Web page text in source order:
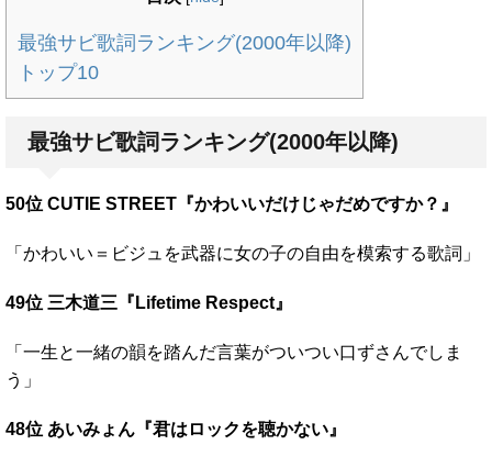
最強サビ歌詞ランキング(2000年以降)
トップ10
最強サビ歌詞ランキング(2000年以降)
50位 CUTIE STREET『かわいいだけじゃだめですか？』
「かわいい＝ビジュを武器に女の子の自由を模索する歌詞」
49位 三木道三『Lifetime Respect』
「一生と一緒の韻を踏んだ言葉がついつい口ずさんでしま
う」
48位 あいみょん『君はロックを聴かない』